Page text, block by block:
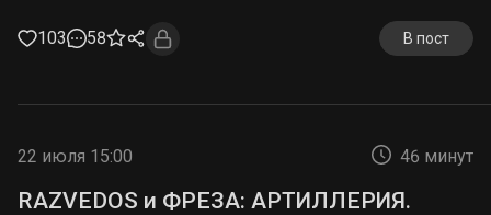
103 58 В пост
22 июля 15:00 46 минут
RAZVEDOS и ФРЕЗА: АРТИЛЛЕРИЯ.